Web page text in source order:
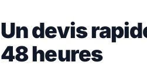
Un devis
48 heures